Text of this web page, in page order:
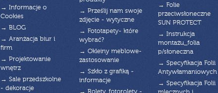
→ Informacje o
Cookies
→ BLOG
→ Aranżacja biur i
firm
→ Projektowanie
wnętrz
→ Sale przedszkolne
- dekoracje
→ Prześlij nam swoje
zdjęcie - wytyczne
→ Fototapety- które
wybrać?
→ Okleiny meblowe-
zastosowanie
→ Szkło z grafiką -
informacje
→ Folie
przeciwsłoneczne
SUN PROTECT
→ Instrukcja
montażu_folia
p/słoneczna
→ Specyfikacja Folii
Antywłamaniowych
→ Specyfikacja Folii